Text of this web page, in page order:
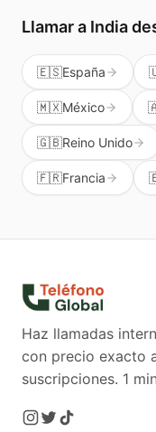
Llamar a India
🇪🇸España
🇲🇽México
🇬🇧Reino Unido
🇫🇷Francia
Haz llamadas
con precio exacto
suscripciones. 1